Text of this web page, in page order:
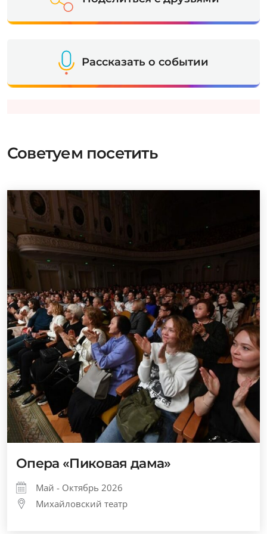
Рассказать о событии
Советуем посетить
Опера «Пиковая дама»
Май - Октябрь 2026
Михайловский театр